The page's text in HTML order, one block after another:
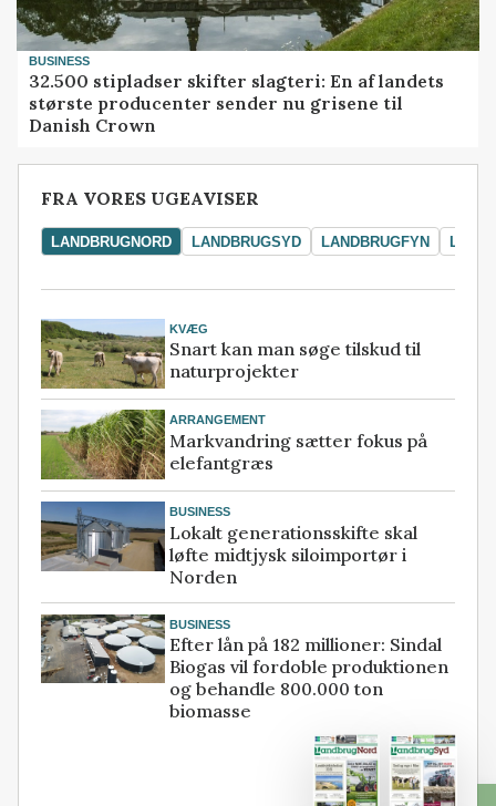
BUSINESS
32.500 stipladser skifter slagteri: En af landets
største producenter sender nu grisene til
Danish Crown
FRA VORES UGEAVISER
LANDBRUGNORD LANDBRUGSYD LANDBRUGFYN
KVÆG
Snart kan man søge tilskud til
naturprojekter
ARRANGEMENT
Markvandring sætter fokus på
elefantgræs
BUSINESS
Lokalt generationsskifte skal
løfte midtjysk siloimportør i
Norden
BUSINESS
Efter lån på 182 millioner: Sindal
Biogas vil fordoble produktionen
og behandle 800.000 ton
biomasse